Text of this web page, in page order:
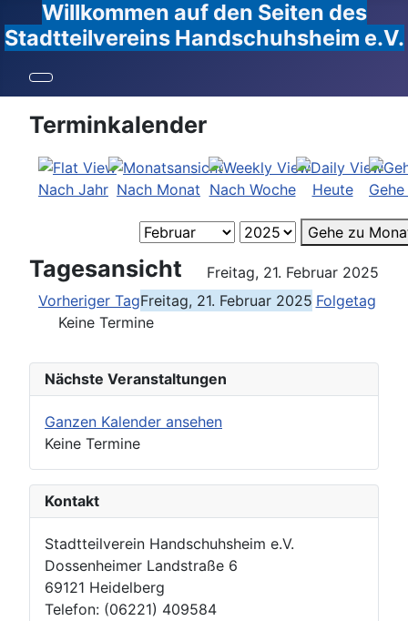
Willkommen auf den Seiten des
Stadtteilvereins Handschuhsheim e.V.
Terminkalender
Nach Jahr Nach Monat Nach Woche Heute
Gehe zu
Tagesansicht
Freitag, 21. Februar 2025
Vorheriger TagFreitag, 21. Februar 2025 Folgetag
Keine Termine
Nächste Veranstaltungen
Ganzen Kalender ansehen
Keine Termine
Kontakt
Stadtteilverein Handschuhsheim e.V.
Dossenheimer Landstraße 6
69121 Heidelberg
Telefon: (06221) 409584